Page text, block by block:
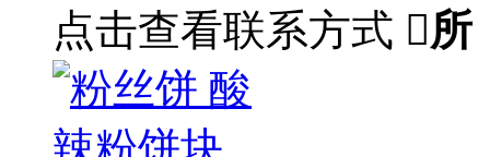
点击查看联系方式 所